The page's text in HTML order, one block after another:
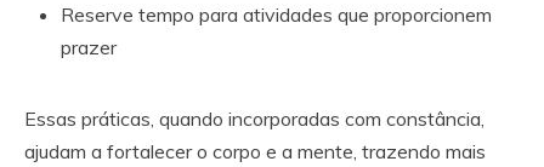
Reserve tempo para atividades que proporcionem
prazer
Essas práticas, quando incorporadas com constância,
ajudam a fortalecer o corpo e a mente, trazendo mais